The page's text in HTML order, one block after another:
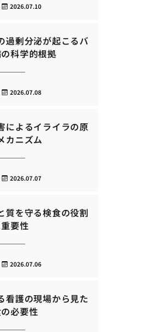
2026.07.10
過剰分泌が起こるバ
科学的根拠
2026.07.08
によるイライラの原
カニズム
2026.07.07
質を守る検食の役割
重要性
2026.07.06
看護の現場から見た
必要性